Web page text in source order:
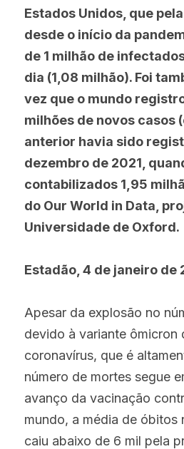
Estados Unidos, que
desde o início da
de 1 milhão de
dia (1,08 milhão). Foi
vez que o mundo
milhões de novos casos
anterior havia sido
dezembro de 2021,
contabilizados 1,95
do Our World in Data,
Universidade de Oxford.
Estadão, 4 de janeiro de
Apesar da explosão no
devido à variante ômicron
coronavírus, que é
número de mortes segue
avanço da vacinação
mundo, a média de óbitos
caiu abaixo de 6 mil pela